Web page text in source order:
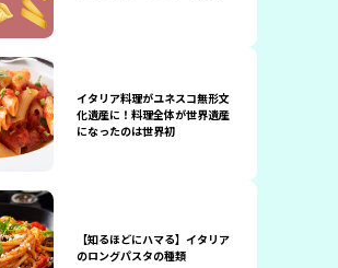
イタリア料理がユネスコ無形文
化遺産に！料理全体が世界遺産
になったのは世界初
【知るほどにハマる】イタリア
のロングパスタの種類